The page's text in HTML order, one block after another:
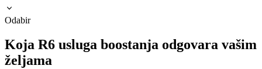
Odabir
Koja R6 usluga boostanja odgovara vašim
željama